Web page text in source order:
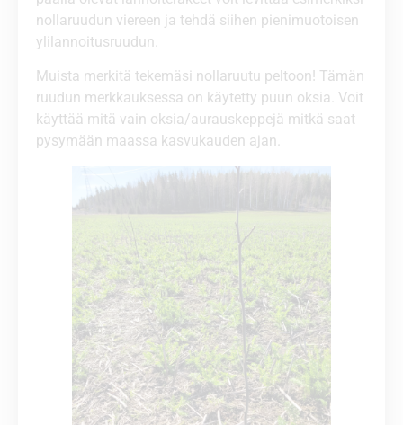
nollaruudun viereen ja tehdä siihen pienimuotoisen
ylilannoitusruudun.
Muista merkitä tekemäsi nollaruutu peltoon! Tämän
ruudun merkkauksessa on käytetty puun oksia. Voit
käyttää mitä vain oksia/aurauskeppejä mitkä saat
pysymään maassa kasvukauden ajan.